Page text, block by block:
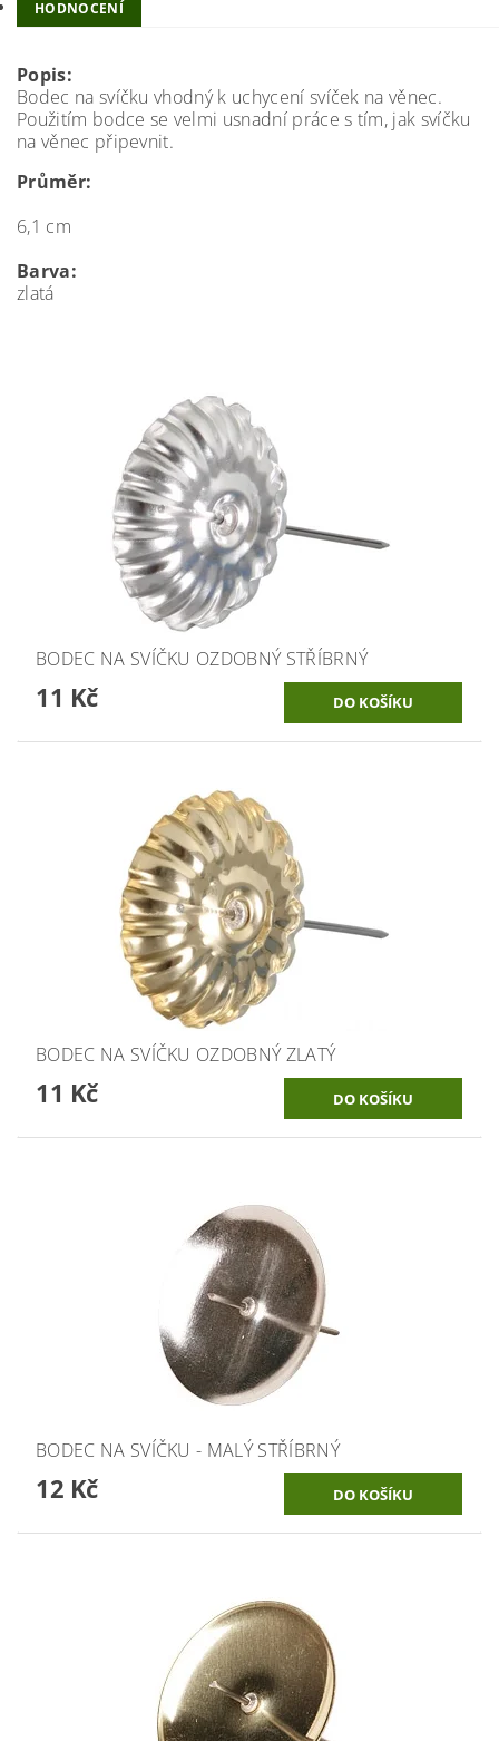
HODNOCENÍ
Popis:
Bodec na svíčku vhodný k uchycení svíček na věnec.
Použitím bodce se velmi usnadní práce s tím, jak svíčku
na věnec připevnit.
Průměr:
6,1 cm
Barva:
zlatá
BODEC NA SVÍČKU OZDOBNÝ STŘÍBRNÝ
11 Kč
BODEC NA SVÍČKU OZDOBNÝ ZLATÝ
11 Kč
BODEC NA SVÍČKU - MALÝ STŘÍBRNÝ
12 Kč